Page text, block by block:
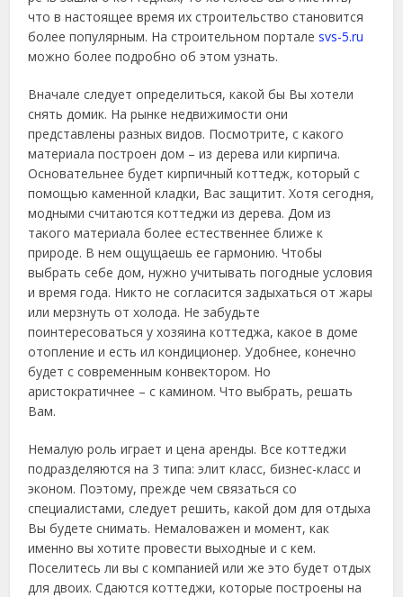
что в настоящее время их строительство становится
более популярным. На строительном порталеsvs-5.ru
можно более подробно об этом узнать.
Вначале следует определиться, какой бы Вы хотели
снять домик. На рынке недвижимости они
представлены разных видов. Посмотрите, с какого
материала построен дом – из дерева или кирпича.
Основательнее будет кирпичный коттедж, который с
помощью каменной кладки, Вас защитит. Хотя сегодня,
модными считаются коттеджи из дерева. Дом из
такого материала более естественнее ближе к
природе. В нем ощущаешь ее гармонию. Чтобы
выбрать себе дом, нужно учитывать погодные условия
и время года. Никто не согласится задыхаться от жары
или мерзнуть от холода. Не забудьте
поинтересоваться у хозяина коттеджа, какое в доме
отопление и есть ил кондиционер. Удобнее, конечно
будет с современным конвектором. Но
аристократичнее – с камином. Что выбрать, решать
Вам.
Немалую роль играет и цена аренды. Все коттеджи
подразделяются на 3 типа: элит класс, бизнес-класс и
эконом. Поэтому, прежде чем связаться со
специалистами, следует решить, какой дом для отдыха
Вы будете снимать. Немаловажен и момент, как
именно вы хотите провести выходные и с кем.
Поселитесь ли вы с компанией или же это будет отдых
для двоих. Сдаются коттеджи, которые построены на